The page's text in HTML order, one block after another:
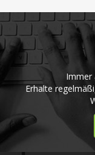
Immer
Erhalte